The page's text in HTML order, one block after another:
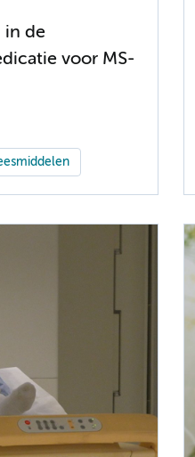
in de
voor MS-